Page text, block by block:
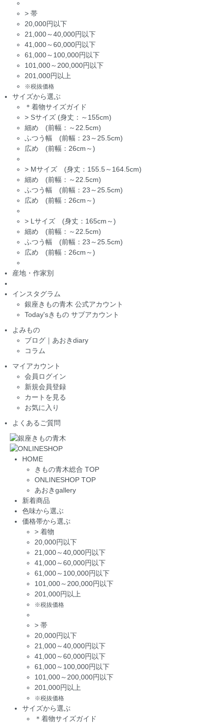
> 帯
20,000円以下
21,000～40,000円以下
41,000～60,000円以下
61,000～100,000円以下
101,000～200,000円以下
201,000円以上
※税抜価格
サイズから選ぶ
＊着物サイズガイド
> Sサイズ (身丈：～155cm)
細め (前幅：～22.5cm)
ふつう幅 (前幅：23～25.5cm)
広め (前幅：26cm～)
> Mサイズ (身丈：155.5～164.5cm)
細め (前幅：～22.5cm)
ふつう幅 (前幅：23～25.5cm)
広め (前幅：26cm～)
> Lサイズ (身丈：165cm～)
細め (前幅：～22.5cm)
ふつう幅 (前幅：23～25.5cm)
広め (前幅：26cm～)
産地・作家別
インスタグラム
銀座きもの青木 公式アカウント
Today'sきもの サブアカウント
よみもの
ブログ｜あおきdiary
コラム
マイアカウント
会員ログイン
新規会員登録
カートを見る
お気に入り
よくあるご質問
HOME
きもの青木総合 TOP
ONLINESHOP TOP
あおきgallery
新着商品
色味から選ぶ
価格帯から選ぶ
> 着物
20,000円以下
21,000～40,000円以下
41,000～60,000円以下
61,000～100,000円以下
101,000～200,000円以下
201,000円以上
※税抜価格
> 帯
20,000円以下
21,000～40,000円以下
41,000～60,000円以下
61,000～100,000円以下
101,000～200,000円以下
201,000円以上
※税抜価格
サイズから選ぶ
＊着物サイズガイド